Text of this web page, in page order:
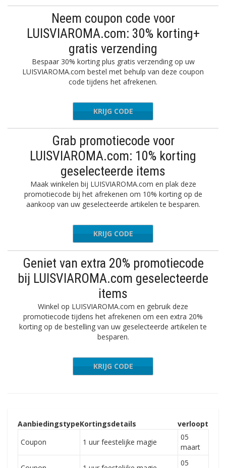
Neem coupon code voor
LUISVIAROMA.com: 30% korting+
gratis verzending
Bespaar 30% korting plus gratis verzending op uw
LUISVIAROMA.com bestel met behulp van deze coupon
code tijdens het afrekenen.
NITED30
KRIJG CODE
Grab promotiecode voor
LUISVIAROMA.com: 10% korting
geselecteerde items
Maak winkelen bij LUISVIAROMA.com en plak deze
promotiecode bij het afrekenen om 10% korting op de
aankoop van uw geselecteerde artikelen te besparen.
WEB10
KRIJG CODE
Geniet van extra 20% promotiecode
bij LUISVIAROMA.com geselecteerde
items
Winkel op LUISVIAROMA.com en gebruik deze
promotiecode tijdens het afrekenen om een extra 20%
korting op de bestelling van uw geselecteerde artikelen te
besparen.
EXTRA20
KRIJG CODE
AanbiedingstypeKortingsdetails
verloopt
Coupon
1 uur feestelijke magie
05
maart
05